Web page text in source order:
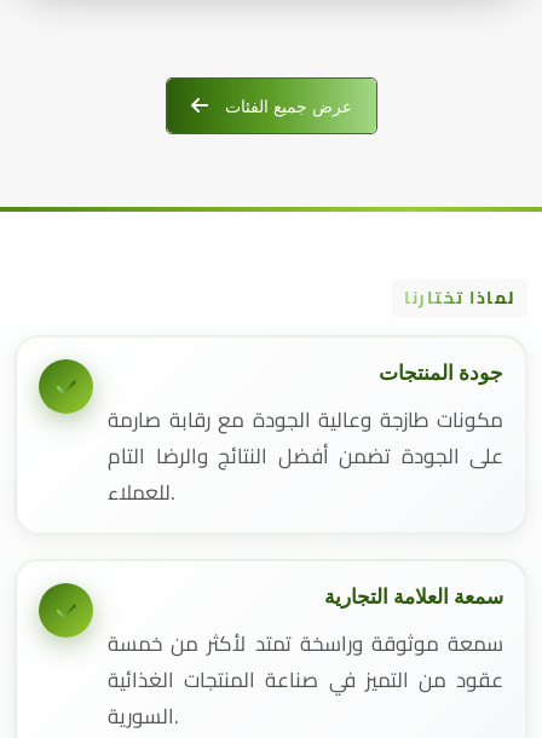
عرض جميع الفئات
لماذا تختارنا
جودة المنتجات
مكونات طازجة وعالية الجودة مع رقابة صارمة
على الجودة تضمن أفضل النتائج والرضا التام
للعملاء.
سمعة العلامة التجارية
سمعة موثوقة وراسخة تمتد لأكثر من خمسة
عقود من التميز في صناعة المنتجات الغذائية
السورية.